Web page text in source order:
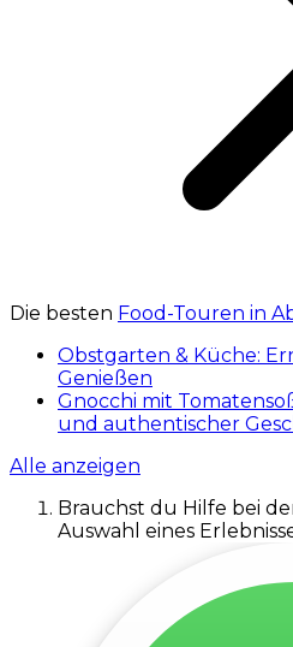
Die besten Food-Touren in
Obstgarten & Küche:
Genießen
Gnocchi mit
und authentischer
Alle anzeigen
Brauchst du Hilfe bei
Auswahl eines